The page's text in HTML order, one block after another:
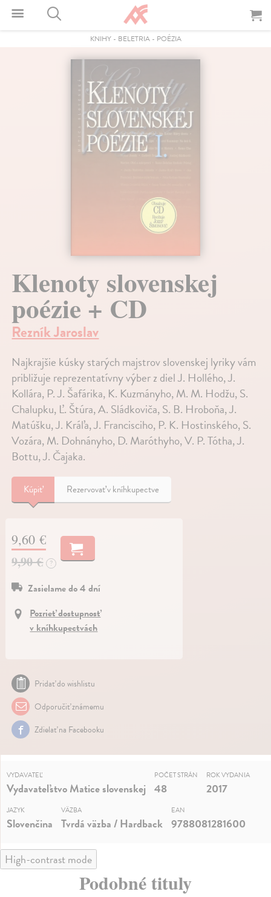
KNIHY- BELETRIA- POÉZIA
Klenoty slovenskej
poézie + CD
Rezník Jaroslav
Najkrajšie kúsky starých majstrov slovenskej lyriky vám
približuje reprezentatívny výber z diel J. Hollého, J.
Kollára, P. J. Šafárika, K. Kuzmányho, M. M. Hodžu, S.
Chalupku, Ľ. Štúra, A. Sládkoviča, S. B. Hroboňa, J.
Matúšku, J. Kráľa, J. Francisciho, P. K. Hostinského, S.
Vozára, M. Dohnányho, D. Maróthyho, V. P. Tótha, J.
Bottu, J. Čajaka.
Kúpiť Rezervovať v kníhkupectve
9,60 €
9,90 € ?
Zasielame do 4 dní
Pozrieť dostupnosť
v kníhkupectvách
Pridať do wishlistu
Odporučiť známemu
Zdielať na Facebooku
VYDAVATEĽ
Vydavateľstvo Matice slovenskej
POČET STRÁN
48
ROK VYDANIA
2017
JAZYK
Slovenčina
VÄZBA
Tvrdá väzba / Hardback
EAN
9788081281600
High-contrast mode
Podobné tituly